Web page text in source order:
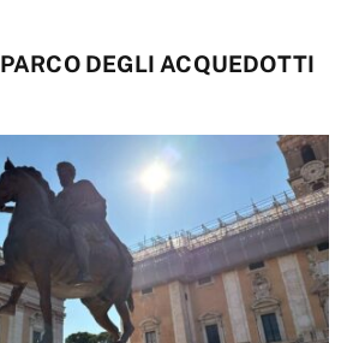
PARCO DEGLI ACQUEDOTTI